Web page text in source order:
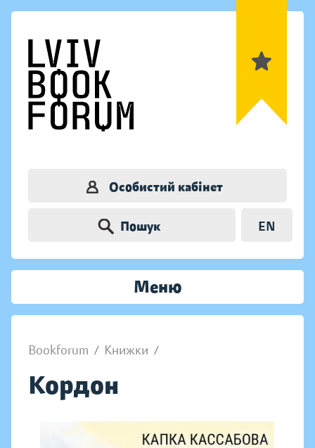
Особистий кабінет
Пошук EN
Меню
Bookforum / Книжки /
Кордон